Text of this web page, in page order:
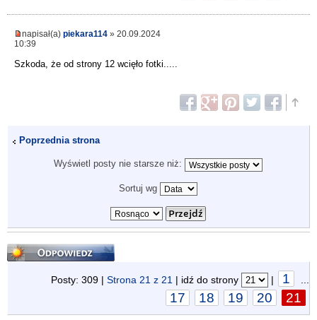
napisał(a) piekara114 » 20.09.2024
10:39
Szkoda, że od strony 12 wcięło fotki.....
Poprzednia strona
Wyświetl posty nie starsze niż:
Sortuj wg
Odpowiedz
Posty: 309 | Strona 21 z 21 | idź do strony | 1
17 18 19 20 21